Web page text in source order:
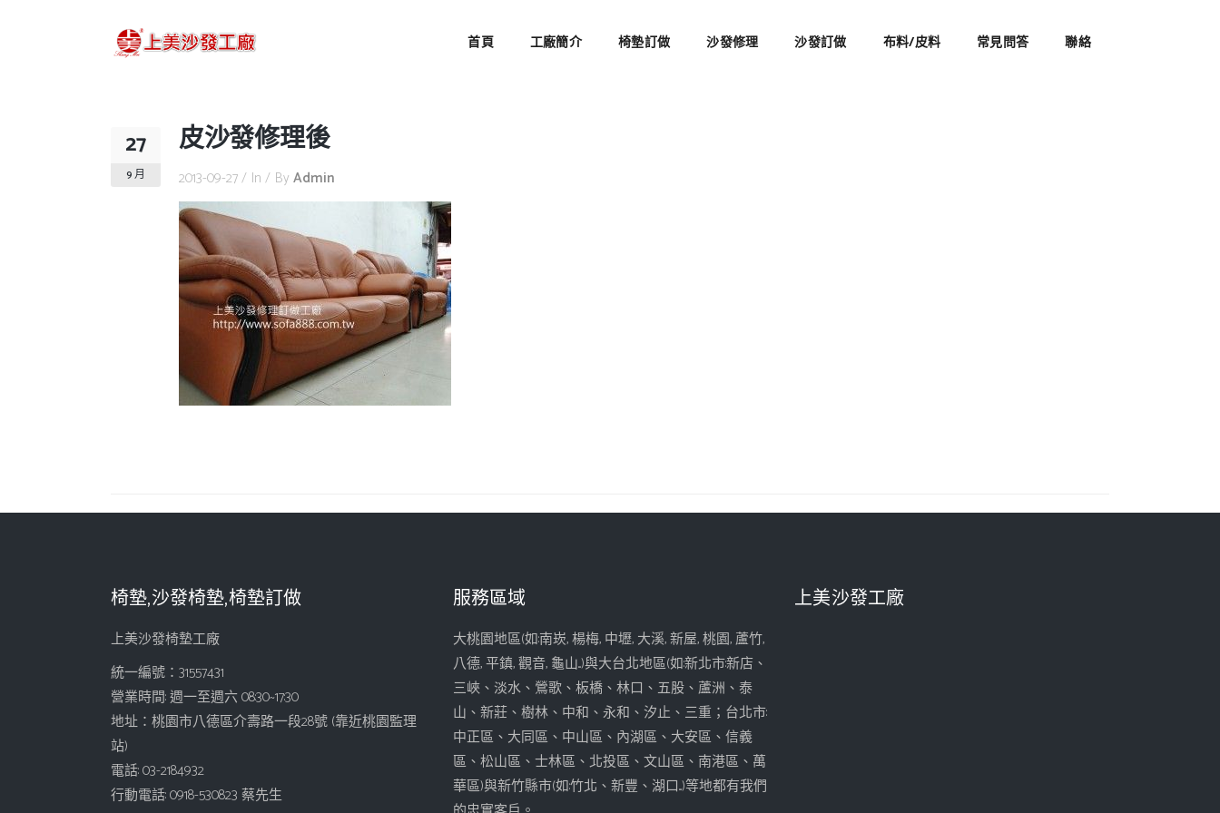
首頁 工廠簡介 椅墊訂做 沙發修理 沙發訂做 布料/皮料 常見問答 聯絡
27
9 月
皮沙發修理後
2013-09-27 In By Admin
椅墊,沙發椅墊,椅墊訂做
上美沙發椅墊工廠
統一編號：31557431
營業時間: 週一至週六 08:30~17:30
地址：桃園市八德區介壽路一段28號 (靠近桃園監理
站)
電話: 03-2184932
行動電話: 0918-530823 蔡先生
服務區域
大桃園地區(如:南崁, 楊梅, 中壢, 大溪, 新屋, 桃園, 蘆竹,
八德, 平鎮, 觀音, 龜山...)與大台北地區(如:新北市:新店、
三峽、淡水、鶯歌、板橋、林口、五股、蘆洲、泰
山、新莊、樹林、中和、永和、汐止、三重；台北市:
中正區、大同區、中山區、內湖區、大安區、信義
區、松山區、士林區、北投區、文山區、南港區、萬
華區)與新竹縣市(如:竹北、新豐、湖口...)等地都有我們
上美沙發工廠